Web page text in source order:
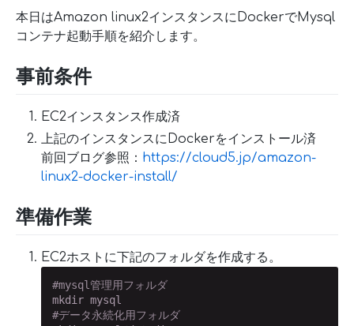
本日はAmazon linux2インスタンスにDockerでMysql
コンテナ起動手順を紹介します。
事前条件
EC2インスタンス作成済
上記のインスタンスにDockerをインストール済
前回ブログ参照： https://cloud5.jp/amazon-
linux2-docker-install/
準備作業
EC2ホストに下記のフォルダを作成する。
#mysql管理用フォルダ
#データ永続化用フォルダ